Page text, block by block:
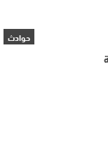
حوادث